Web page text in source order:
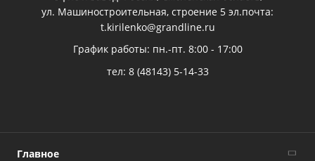
Главное
ул. Машиностроительная, строение 5 эл.почта:
t.kirilenko@grandline.ru
График работы: пн.-пт. 8:00 - 17:00
тел: 8 (48143) 5-14-33